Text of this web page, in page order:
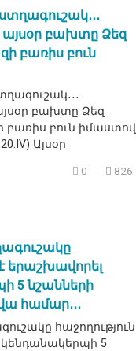
այսօր բախտը Ձեզ
բառիս բուն
այսօր բախտը Ձեզ
բառիս բուն իմաստով
Այսօր
0 826
երաշխավորել
5 նշանների
համար․․․
հաջողություն
կենդանակերպի 5